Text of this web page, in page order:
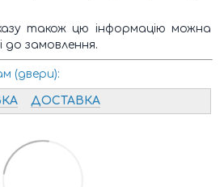
також цю інформацію можна
до замовлення.
(двери):
ДОСТАВКА